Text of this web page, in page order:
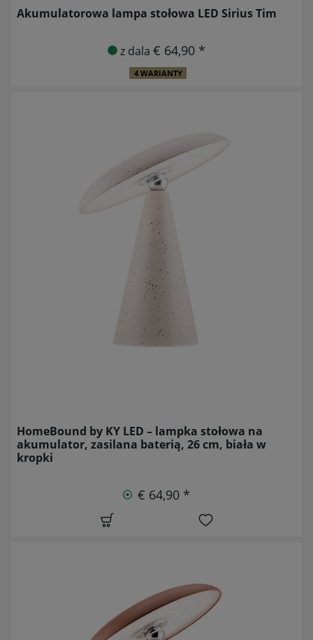
Akumulatorowa lampa stołowa LED Sirius Tim
z dala € 64,90 *
4 WARIANTY
HomeBound by KY LED – lampka stołowa na
akumulator, zasilana baterią, 26 cm, biała w
kropki
€ 64,90 *